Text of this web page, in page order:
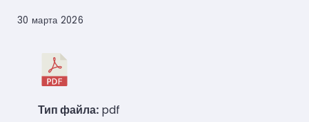
30 марта 2026
Тип файла: pdf